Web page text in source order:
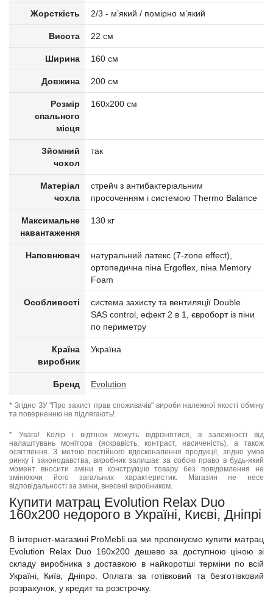
Жорсткість 2/3 - м’який / помірно м’який
Висота 22 см
Ширина 160 см
Довжина 200 см
Розмір
спального
місця
160x200 см
Зйомний
чохол
так
Матеріал
чохла
стрейч з антибактеріальним
просоченням і системою Thermo Balance
Максимальне
навантаження
130 кг
Наповнювач
натуральний латекс (7-zone effect),
ортопедична піна Ergoflex, піна Memory
Foam
Особливості
система захисту та вентиляції Double
SAS control, ефект 2 в 1, євроборт із піни
по периметру
Країна
виробник
Україна
Бренд Evolution
* Згідно ЗУ "Про захист прав споживачів" вироби належної якості обміну
та поверненню не підлягають!
* Увага! Колір і відтінок можуть відрізнятися, в залежності від
налаштувань монітора (яскравість, контраст, насиченість), а також
освітлення. З метою постійного вдосконалення продукції, згідно умов
ринку і законодавства, виробник залишає за собою право в будь-який
момент вносити зміни в конструкцію товару без повідомлення не
змінюючи його загальних характеристик. Магазин не несе
відповідальності за зміни, внесені виробником.
Купити матрац Evolution Relax Duo
160x200 недорого в Україні, Києві, Дніпрі
В інтернет-магазині ProMebli.ua ми пропонуємо купити матрац
Evolution Relax Duo 160x200 дешево за доступною ціною зі
складу виробника з доставкою в найкоротші терміни по всій
Україні, Київ, Дніпро. Оплата за готівковий та безготівковий
розрахунок, у кредит та розстрочку.